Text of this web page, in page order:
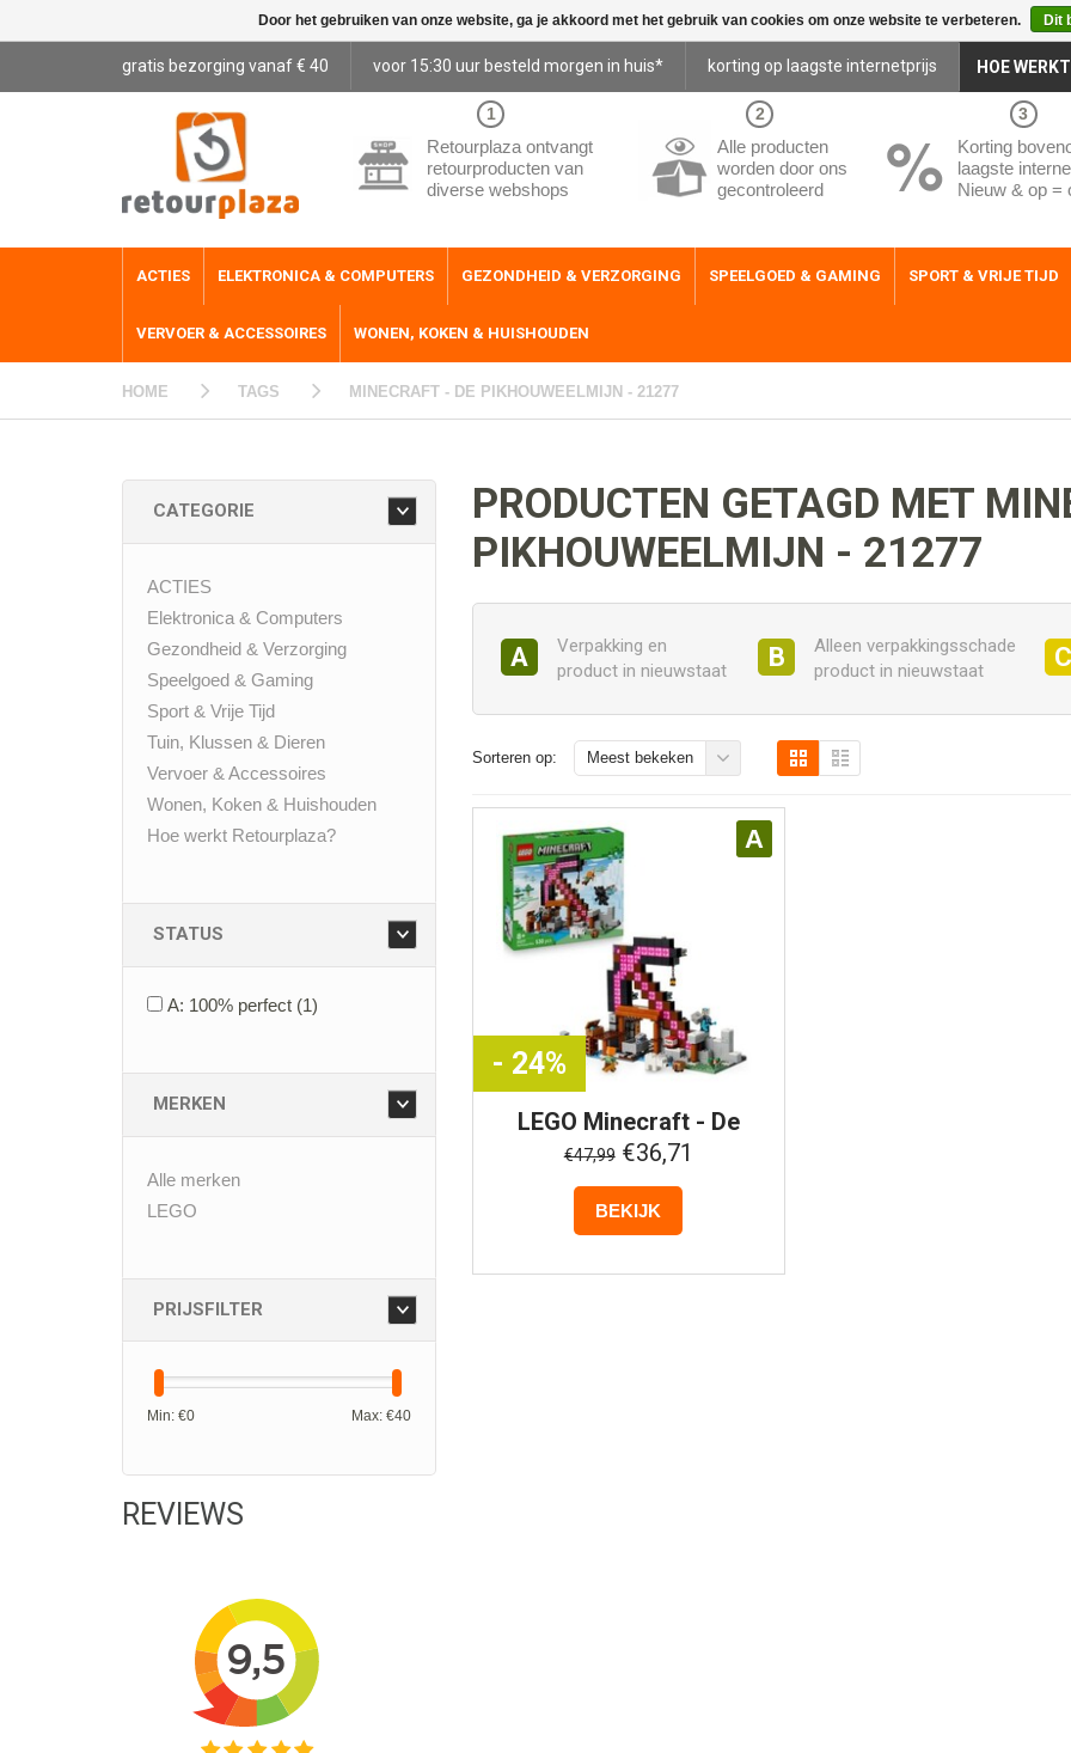
gratis bezorging vanaf € 40 voor 15:30 uur besteld morgen in huis* korting op laagste internetprijs HOE
1
Retourplaza ontvangt
retourproducten van
diverse webshops
2
Alle producten
worden door ons
gecontroleerd
3
Korting
laagste
Nieuw & op =
ACTIES ELEKTRONICA & COMPUTERS GEZONDHEID & VERZORGING SPEELGOED & GAMING SPORT & VRIJE TIJD
VERVOER & ACCESSOIRES WONEN, KOKEN & HUISHOUDEN
HOME TAGS MINECRAFT - DE PIKHOUWEELMIJN - 21277
CATEGORIE
ACTIES
Elektronica & Computers
Gezondheid & Verzorging
Speelgoed & Gaming
Sport & Vrije Tijd
Tuin, Klussen & Dieren
Vervoer & Accessoires
Wonen, Koken & Huishouden
Hoe werkt Retourplaza?
STATUS
A: 100% perfect (1)
MERKEN
Alle merken
LEGO
PRIJSFILTER
Min: €0 Max: €40
REVIEWS
PRODUCTEN GETAGD MET
PIKHOUWEELMIJN - 21277
A
Verpakking en
product in nieuwstaat
B
Alleen verpakkingsschade
product in nieuwstaat
Sorteren op: Meest bekeken
A
- 24%
LEGO Minecraft - De
Pikhouweelmijn - 21277
€47,99€36,71
BEKIJK
Door het gebruiken van onze website, ga je akkoord met het gebruik van cookies om onze website te verbeteren. Dit